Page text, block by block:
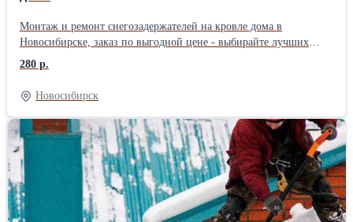
Монтаж и ремонт снегозадержателей на кровле дома в
Новосибирске, заказ по выгодной цене - выбирайте лучших
специалистов в городе. Установка снегозадержателей как по
всему периметру кровли многоквартирного дома или на
балконном козырьке, так и в потенциально опасных местах – над
входом в здание, детской площадкой, парковкой и т. д. Монтаж
снегозадержания производится к несущим конструкциям
кровли. Монтаж снегозадержетелей на крыше балкона должен
сопровождаться обязательным дополнительным креплением к
фасаду дома. Все работы проводятся промышленными
альпинистами с допусками к высотным работам. Стоимость
работ рассчитывается бесплатно после осмотра объекты. У нас
самая низкая цена в Новосибирске!
280 р.
Новосибирск